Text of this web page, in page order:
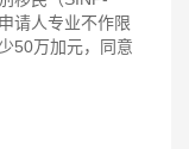
请人专业不作限
50万加元，同意